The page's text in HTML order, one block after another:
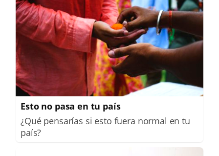
Esto no pasa en tu país
¿Qué pensarías si esto fuera normal en tu
país?